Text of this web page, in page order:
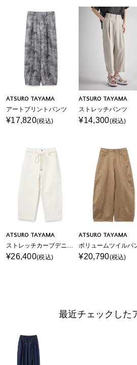
ATSURO TAYAMA
アートプリントパンツ
¥17,820(税込)
ATSURO TAYAMA
ストレッチパンツ
¥14,300(税込)
ATSURO TAYAMA
¥26,400(税込)
ATSURO TAYAMA
ボリュームツイルパ
¥20,790(税込)
最近チェックした